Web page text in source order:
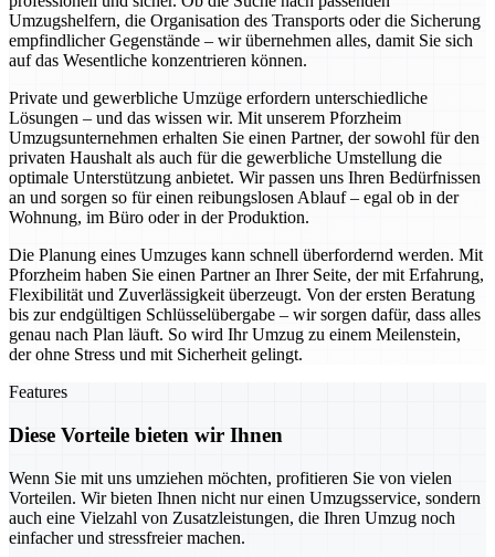
Umzugshelfern, die Organisation des Transports oder die Sicherung
empfindlicher Gegenstände – wir übernehmen alles, damit Sie sich
auf das Wesentliche konzentrieren können.
Private und gewerbliche Umzüge erfordern unterschiedliche
Lösungen – und das wissen wir. Mit unserem Pforzheim
Umzugsunternehmen erhalten Sie einen Partner, der sowohl für den
privaten Haushalt als auch für die gewerbliche Umstellung die
optimale Unterstützung anbietet. Wir passen uns Ihren Bedürfnissen
an und sorgen so für einen reibungslosen Ablauf – egal ob in der
Wohnung, im Büro oder in der Produktion.
Die Planung eines Umzuges kann schnell überfordernd werden. Mit
Pforzheim haben Sie einen Partner an Ihrer Seite, der mit Erfahrung,
Flexibilität und Zuverlässigkeit überzeugt. Von der ersten Beratung
bis zur endgültigen Schlüsselübergabe – wir sorgen dafür, dass alles
genau nach Plan läuft. So wird Ihr Umzug zu einem Meilenstein,
der ohne Stress und mit Sicherheit gelingt.
Features
Diese Vorteile bieten wir Ihnen
Wenn Sie mit uns umziehen möchten, profitieren Sie von vielen
Vorteilen. Wir bieten Ihnen nicht nur einen Umzugsservice, sondern
auch eine Vielzahl von Zusatzleistungen, die Ihren Umzug noch
einfacher und stressfreier machen.